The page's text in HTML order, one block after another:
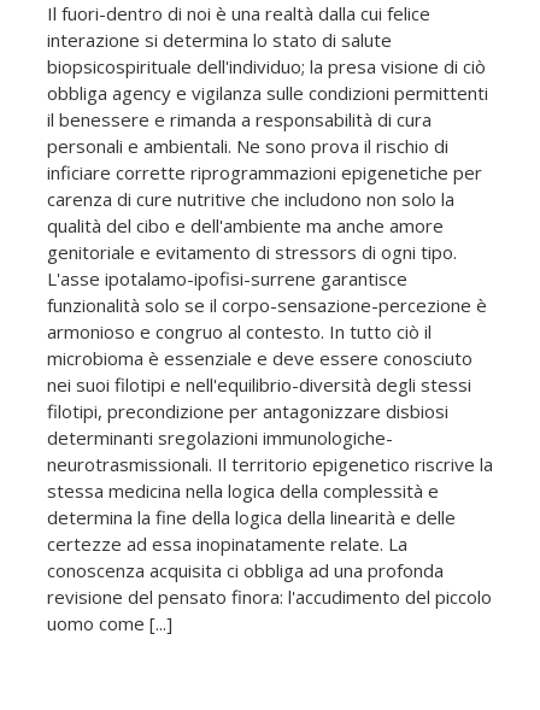
Il fuori-dentro di noi è una realtà dalla cui felice
interazione si determina lo stato di salute
biopsicospirituale dell'individuo; la presa visione di ciò
obbliga agency e vigilanza sulle condizioni permittenti
il benessere e rimanda a responsabilità di cura
personali e ambientali. Ne sono prova il rischio di
inficiare corrette riprogrammazioni epigenetiche per
carenza di cure nutritive che includono non solo la
qualità del cibo e dell'ambiente ma anche amore
genitoriale e evitamento di stressors di ogni tipo.
L'asse ipotalamo-ipofisi-surrene garantisce
funzionalità solo se il corpo-sensazione-percezione è
armonioso e congruo al contesto. In tutto ciò il
microbioma è essenziale e deve essere conosciuto
nei suoi filotipi e nell'equilibrio-diversità degli stessi
filotipi, precondizione per antagonizzare disbiosi
determinanti sregolazioni immunologiche-
neurotrasmissionali. Il territorio epigenetico riscrive la
stessa medicina nella logica della complessità e
determina la fine della logica della linearità e delle
certezze ad essa inopinatamente relate. La
conoscenza acquisita ci obbliga ad una profonda
revisione del pensato finora: l'accudimento del piccolo
uomo come [...]